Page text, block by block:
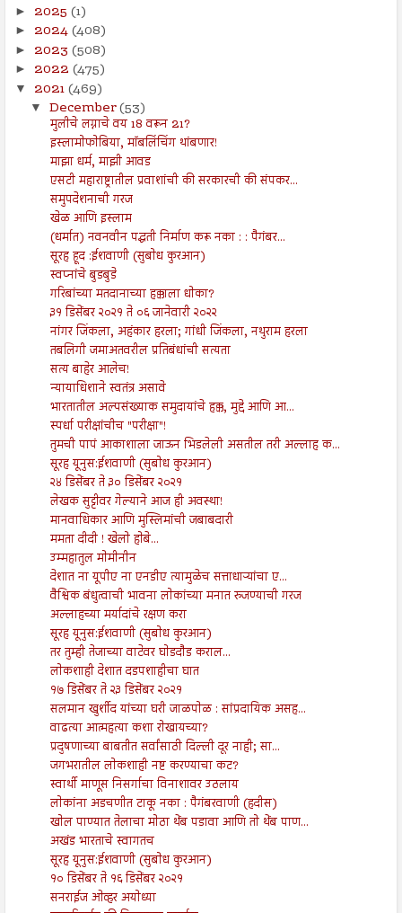
► 2025 (1)
► 2024(408)
► 2023 (508)
► 2022 (475)
▼ 2021(469)
▼ December(53)
मुलीचे लग्नाचे वय 18 वरून 21?
इस्लामोफोबिया, मॉबलिंचिंग थांबणार!
माझा धर्म, माझी आवड
एसटी महाराष्ट्रातील प्रवाशांची की सरकारची की संपकर...
समुपदेशनाची गरज
खेळ आणि इस्लाम
(धर्मात) नवनवीन पद्धती निर्माण करू नका : : पैगंबर...
सूरह हूद :ईशवाणी (सुबोध कुरआन)
स्वप्नांचे बुडबुडे
गरिबांच्या मतदानाच्या हक्काला धोका?
३१ डिसेंबर २०२१ ते ०६ जानेवारी २०२२
नांगर जिंकला, अहंकार हरला; गांधी जिंकला, नथुराम हरला
तबलिगी जमाअतवरील प्रतिबंधांची सत्यता
सत्य बाहेर आलेच!
न्यायाधिशाने स्वतंत्र असावे
भारतातील अल्पसंख्याक समुदायांचे हक्क, मुद्दे आणि आ...
स्पर्धा परीक्षांचीच "परीक्षा"!
तुमची पापं आकाशाला जाऊन भिडलेली असतील तरी अल्लाह क...
सूरह यूनुस:ईशवाणी (सुबोध कुरआन)
२४ डिसेंबर ते ३० डिसेंबर २०२१
लेखक सुट्टीवर गेल्याने आज ही अवस्था!
मानवाधिकार आणि मुस्लिमांची जबाबदारी
ममता दीदी ! खेलो होबे...
उम्महातुल मोमीनीन
देशात ना यूपीए ना एनडीए त्यामुळेच सत्ताधाऱ्यांचा ए...
वैश्विक बंधुत्वाची भावना लोकांच्या मनात रुजण्याची गरज
अल्लाहच्या मर्यादांचे रक्षण करा
सूरह यूनुस:ईशवाणी (सुबोध कुरआन)
तर तुम्ही तेजाच्या वाटेवर घोडदौड कराल...
लोकशाही देशात दडपशाहीचा घात
१७ डिसेंबर ते २३ डिसेंबर २०२१
सलमान खुर्शीद यांच्या घरी जाळपोळ : सांप्रदायिक असह...
वाढत्या आत्महत्या कशा रोखायच्या?
प्रदुषणाच्या बाबतीत सर्वांसाठी दिल्ली दूर नाही; सा...
जगभरातील लोकशाही नष्ट करण्याचा कट?
स्वार्थी माणूस निसर्गाचा विनाशावर उठलाय
लोकांना अडचणीत टाकू नका : पैगंबरवाणी (हदीस)
खोल पाण्यात तेलाचा मोठा थेंब पडावा आणि तो थेंब पाण...
अखंड भारताचे स्वागतच
सूरह यूनुस:ईशवाणी (सुबोध कुरआन)
१० डिसेंबर ते १६ डिसेंबर २०२१
सनराईज ओव्हर अयोध्या